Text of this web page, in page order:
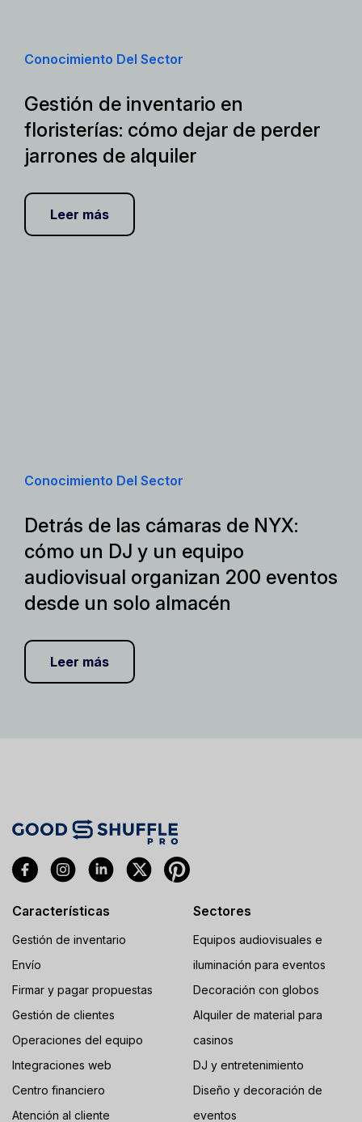
Conocimiento Del Sector
Gestión de inventario en
floristerías: cómo dejar de perder
jarrones de alquiler
Leer más
Conocimiento Del Sector
Detrás de las cámaras de NYX:
cómo un DJ y un equipo
audiovisual organizan 200 eventos
desde un solo almacén
Leer más
Características
Gestión de inventario
Envío
Firmar y pagar propuestas
Gestión de clientes
Operaciones del equipo
Integraciones web
Centro financiero
Atención al cliente
Sectores
Equipos audiovisuales e
iluminación para eventos
Decoración con globos
Alquiler de material para
casinos
DJ y entretenimiento
Diseño y decoración de
eventos